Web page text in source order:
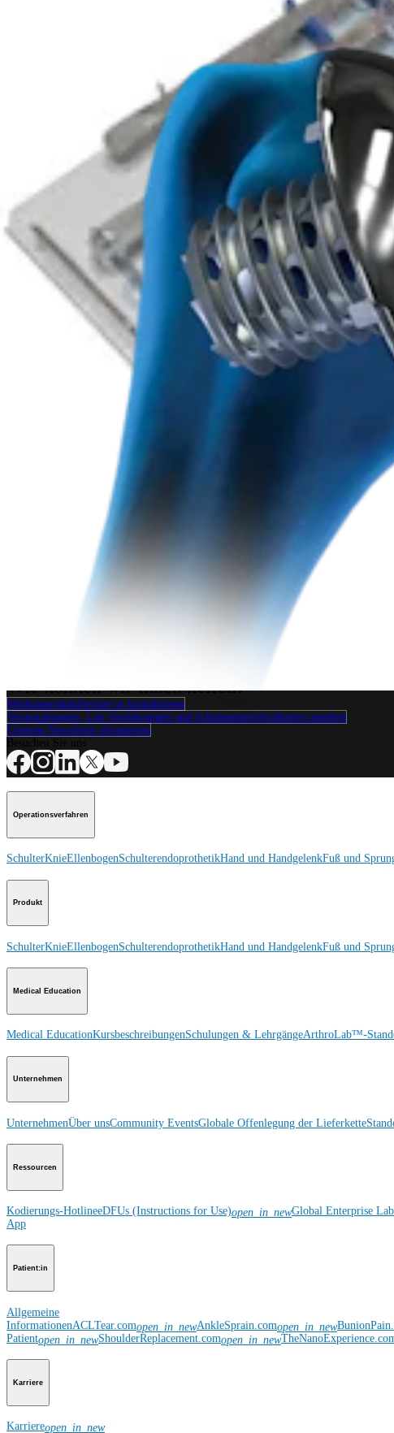
Endoprothetik Schulter
Arthrex Eclipse™-Schultertotalendoprothesensystem
Produkt
Endoprothetik Schulter
Univers™ II-Schultertotalendoprothesen-System
Wie können wir Ihnen helfen?
Medizinproduktberater:in kontaktieren
Veranstaltungen, Lab-Vorführungen und Schulungsmöglichkeiten ansehen
Unseren Newsletter abonnieren
Operationsverfahren
SchulterKnieEllenbogenSchulterendoprothetikHand und HandgelenkFuß und
Produkt
SchulterKnieEllenbogenSchulterendoprothetikHand und HandgelenkFuß und
Medical Education
Medical EducationKursbeschreibungenSchulungen & LehrgängeArthroLab™-
Unternehmen
UnternehmenÜber unsCommunity EventsGlobale Offenlegung der Lieferkette
Ressourcen
Kodierungs-HotlineeDFUs (Instructions for Use)open_in_newGlobal Enterprise
App
Patient:in
Allgemeine
InformationenACLTear.comopen_in_newAnkleSprain.comopen_in_new
Patientopen_in_newShoulderReplacement.comopen_in_new
Karriere
Karriereopen_in_new